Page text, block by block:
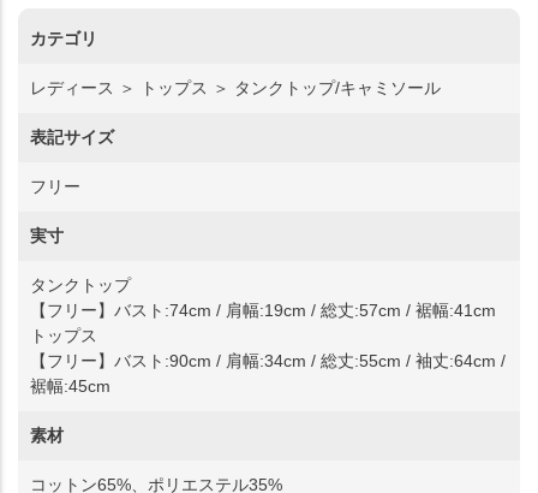
カテゴリ
レディース ＞ トップス ＞ タンクトップ/キャミソール
表記サイズ
フリー
実寸
タンクトップ
【フリー】バスト:74cm / 肩幅:19cm / 総丈:57cm / 裾幅:41cm
トップス
【フリー】バスト:90cm / 肩幅:34cm / 総丈:55cm / 袖丈:64cm /
裾幅:45cm
素材
コットン65%、ポリエステル35%